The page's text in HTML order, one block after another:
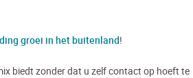
groei in het buitenland!
biedt zonder dat u zelf contact op hoeft te